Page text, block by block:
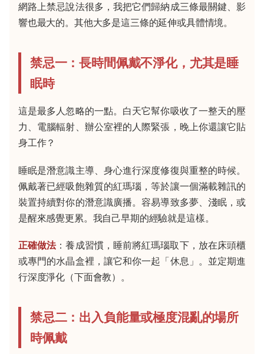
網路上禁忌說法很多，我把它們歸納成三條最關鍵、影
響也最大的。其他大多是這三條的延伸或具體情境。
禁忌一：長時間佩戴不淨化，尤其是睡
眠時
這是最多人忽略的一點。白天它幫你吸收了一整天的壓
力、電腦輻射、辦公室裡的人際緊張，晚上你還讓它貼
身工作？
睡眠是潛意識主導、身心進行深度修復與重整的時候。
佩戴著已經吸飽雜質的紅瑪瑙，等於讓一個滿載雜訊的
裝置持續對你的潛意識廣播。容易導致多夢、淺眠，或
是醒來感覺更累。我自己早期的經驗就是這樣。
正確做法：養成習慣，睡前將紅瑪瑙取下，放在床頭櫃
或專門的水晶盒裡，讓它和你一起「休息」。並定期進
行深度淨化（下面會教）。
禁忌二：出入負能量或極度混亂的場所
時佩戴